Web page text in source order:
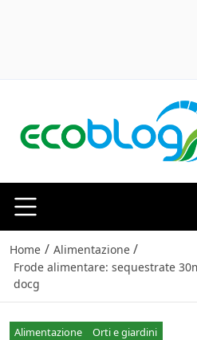
Home / Alimentazione /
Frode alimentare: sequestrate
docg
Alimentazione Orti e giardini